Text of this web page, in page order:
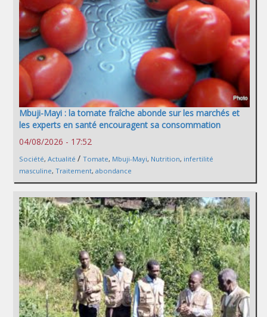
Mbuji-Mayi : la tomate fraîche abonde sur les marchés et
les experts en santé encouragent sa consommation
04/08/2026 - 17:52
Société, Actualité / Tomate, Mbuji-Mayi, Nutrition, infertilité
masculine, Traitement, abondance